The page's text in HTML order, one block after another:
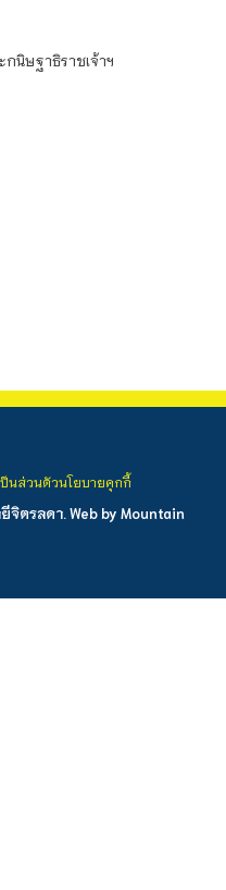
กนิษฐาธิราชเจ้าฯ
ตรลดา. Web by Mountain
ป็นส่วนตัวนโยบายคุกกี้